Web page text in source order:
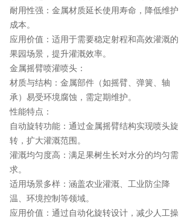
耐用性强：金属材质延长使用寿命，降低维护
成本。
应用价值：适用于需要稳定射程和高效灌溉的
果园场景，提升灌溉效率。
金属摇臂喷灌喷头：
材质与结构：金属部件（如摇臂、弹簧、轴
承）易受环境腐蚀，需定期维护。
性能特点：
自动旋转功能：通过金属摇臂结构实现喷头旋
转，扩大灌溉范围。
灌溉均匀度高：满足果树生长对水分的均匀需
求。
适用场景多样：涵盖农业灌溉、工业防尘降
温、环境控制等领域。
应用价值：通过自动化旋转设计，减少人工操